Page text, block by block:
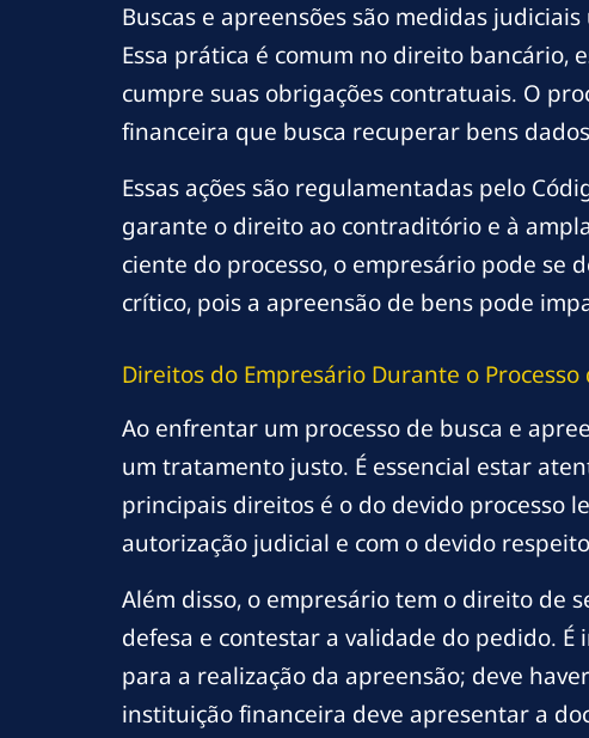
Buscas e apreensões são medidas
Essa prática é comum no direito
cumpre suas obrigações contratuais. O
financeira que busca recuperar bens
Essas ações são regulamentadas pelo
garante o direito ao contraditório e à
ciente do processo, o empresário pode se
crítico, pois a apreensão de bens pode
Direitos do Empresário Durante o
Ao enfrentar um processo de busca e
um tratamento justo. É essencial estar
principais direitos é o do devido processo
autorização judicial e com o devido
Além disso, o empresário tem o direito de
defesa e contestar a validade do pedido.
para a realização da apreensão; deve
instituição financeira deve apresentar a